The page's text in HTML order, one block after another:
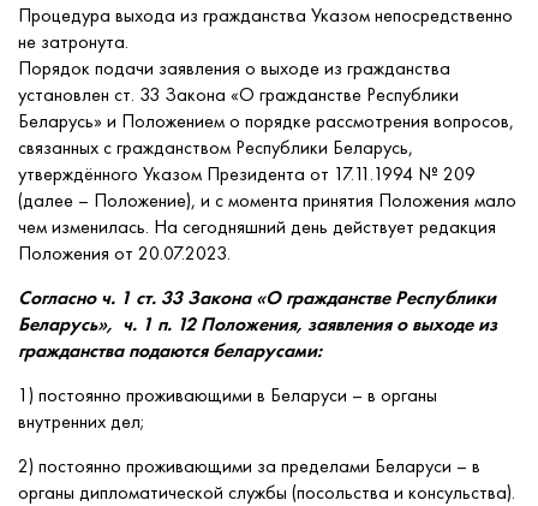
Процедура выхода из гражданства Указом непосредственно
не затронута.
Порядок подачи заявления о выходе из гражданства
установлен ст. 33 Закона «О гражданстве Республики
Беларусь» и Положением о порядке рассмотрения вопросов,
связанных с гражданством Республики Беларусь,
утверждённого Указом Президента от 17.11.1994 № 209
(далее – Положение), и с момента принятия Положения мало
чем изменилась. На сегодняшний день действует редакция
Положения от 20.07.2023.
Согласно ч. 1 ст. 33 Закона «О гражданстве Республики
Беларусь», ч. 1 п. 12 Положения, заявления о выходе из
гражданства подаются беларусами:
1) постоянно проживающими в Беларуси – в органы
внутренних дел;
2) постоянно проживающими за пределами Беларуси – в
органы дипломатической службы (посольства и консульства).